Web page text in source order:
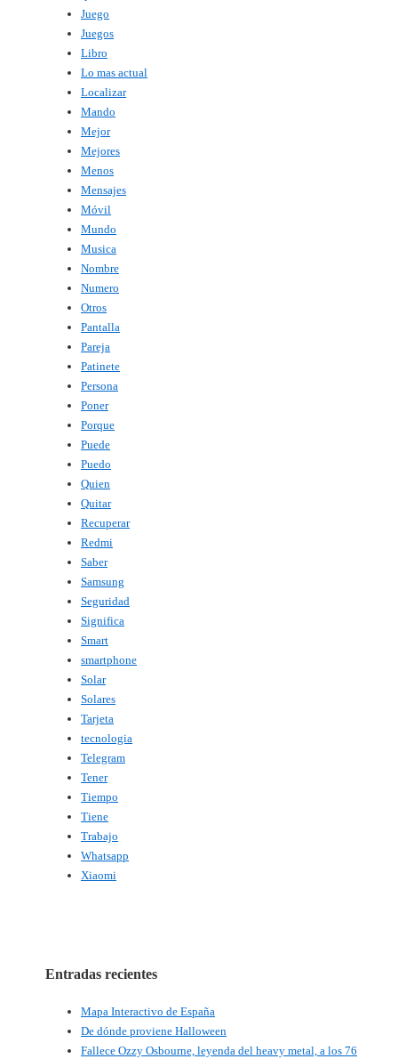
Juego
Juegos
Libro
Lo mas actual
Localizar
Mando
Mejor
Mejores
Menos
Mensajes
Móvil
Mundo
Musica
Nombre
Numero
Otros
Pantalla
Pareja
Patinete
Persona
Poner
Porque
Puede
Puedo
Quien
Quitar
Recuperar
Redmi
Saber
Samsung
Seguridad
Significa
Smart
smartphone
Solar
Solares
Tarjeta
tecnologia
Telegram
Tener
Tiempo
Tiene
Trabajo
Whatsapp
Xiaomi
Entradas recientes
Mapa Interactivo de España
De dónde proviene Halloween
Fallece Ozzy Osbourne, leyenda del heavy metal, a los 76